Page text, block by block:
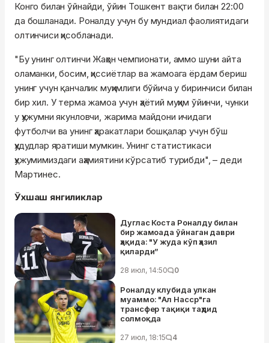
Конго билан ўйнайди, ўйин Тошкент вақти билан 22:00
да бошланади. Роналду учун бу мундиал фаолиятидаги
олтинчиси ҳисобланади.
"Бу унинг олтинчи Жаҳон чемпионати, аммо шуни айта
оламанки, босим, ҳиссиётлар ва жамоага ёрдам бериш
унинг учун қанчалик муҳимлиги бўйича у биринчиси билан
бир хил. У терма жамоа учун ҳаётий муҳим ўйинчи, чунки
у ҳужумни якунловчи, жарима майдони ичидаги
футболчи ва унинг ҳаракатлари бошқалар учун бўш
ҳудудлар яратиши мумкин. Унинг статистикаси
ҳужумимиздаги аҳамиятини кўрсатиб турибди", – деди
Мартинес.
Ўхшаш янгиликлар
Дуглас Коста Роналду билан
бир жамоада ўйнаган даври
ҳақида: "У жуда кўп ҳазил
қиларди”
28 июл, 14:50 0
Роналду клубида улкан
муаммо: "Ал Насср"га
трансфер тақиқи таҳдид
солмоқда
27 июл, 18:15 4